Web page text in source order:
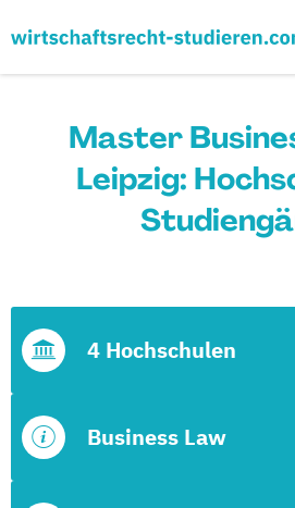
Master
Leipzig:
Business Law
4 Hochschulen